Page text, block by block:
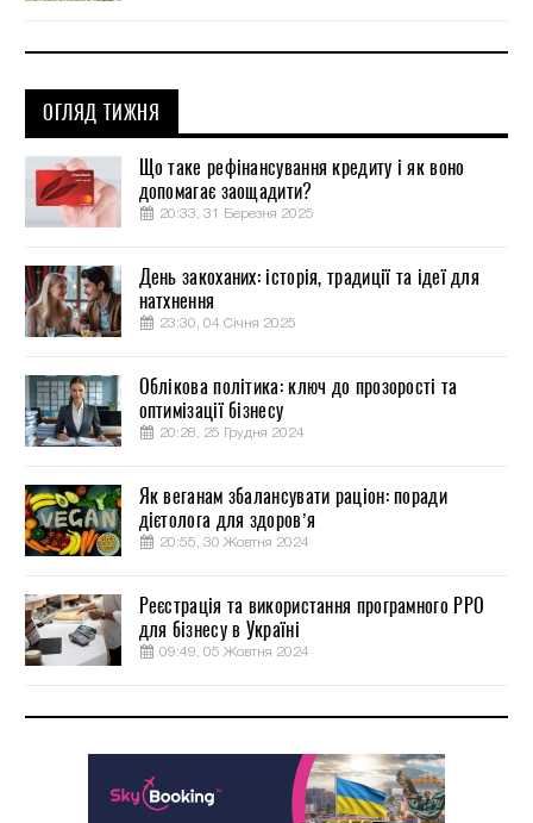
ОГЛЯД ТИЖНЯ
Що таке рефінансування кредиту і як воно
допомагає заощадити?
20:33, 31 Березня 2025
День закоханих: історія, традиції та ідеї для
натхнення
23:30, 04 Січня 2025
Облікова політика: ключ до прозорості та
оптимізації бізнесу
20:28, 25 Грудня 2024
Як веганам збалансувати раціон: поради
дієтолога для здоров’я
20:55, 30 Жовтня 2024
Реєстрація та використання програмного РРО
для бізнесу в Україні
09:49, 05 Жовтня 2024